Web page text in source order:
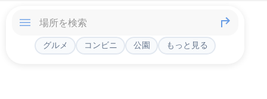
グルメ コンビニ 公園 もっと見る